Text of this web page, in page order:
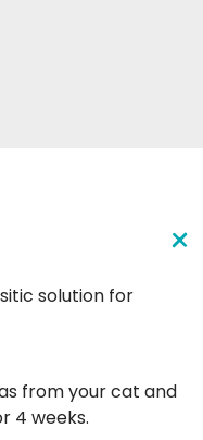
solution for
from your cat and
4 weeks.